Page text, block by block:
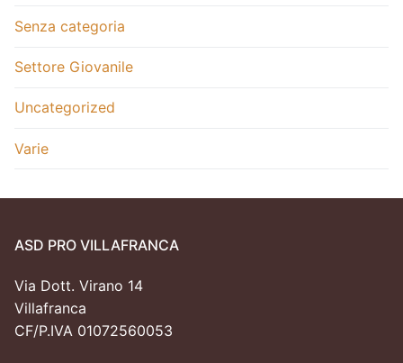
Senza categoria
Settore Giovanile
Uncategorized
Varie
ASD PRO VILLAFRANCA
Via Dott. Virano 14
Villafranca
CF/P.IVA 01072560053